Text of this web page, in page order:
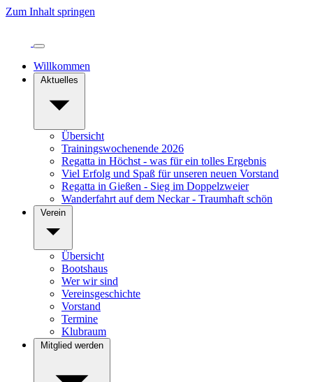
Zum Inhalt springen
Willkommen
Aktuelles
Übersicht
Trainingswochenende 2026
Regatta in Höchst - was für ein tolles Ergebnis
Viel Erfolg und Spaß für unseren neuen Vorstand
Regatta in Gießen - Sieg im Doppelzweier
Wanderfahrt auf dem Neckar - Traumhaft schön
Verein
Übersicht
Bootshaus
Wer wir sind
Vereinsgeschichte
Vorstand
Termine
Klubraum
Mitglied werden